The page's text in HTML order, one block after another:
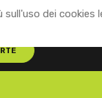
dei cookies